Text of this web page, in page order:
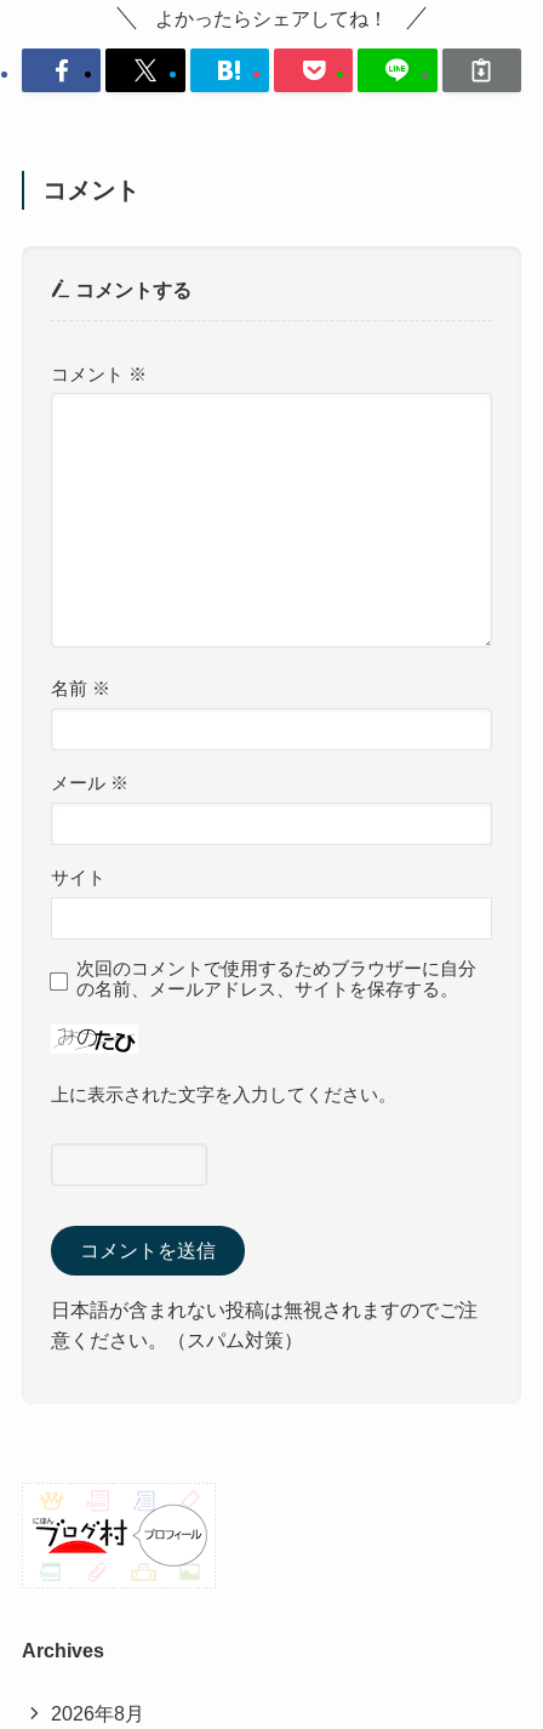
よかったらシェアしてね！
コメント
コメントする
コメント ※
名前 ※
メール ※
サイト
次回のコメントで使用するためブラウザーに自分
の名前、メールアドレス、サイトを保存する。
上に表示された文字を入力してください。
日本語が含まれない投稿は無視されますのでご注
意ください。（スパム対策）
Archives
2026年8月